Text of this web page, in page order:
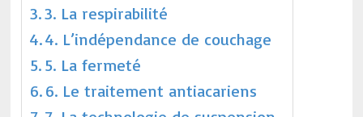
3. La respirabilité
4. L’indépendance de couchage
5. La fermeté
6. Le traitement antiacariens